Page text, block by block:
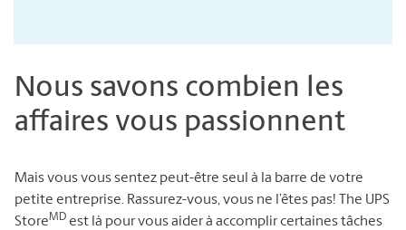
Nous savons combien les
affaires vous passionnent
Mais vous vous sentez peut-être seul à la barre de votre
petite entreprise. Rassurez-vous, vous ne l’êtes pas! The UPS
StoreMD est là pour vous aider à accomplir certaines tâches